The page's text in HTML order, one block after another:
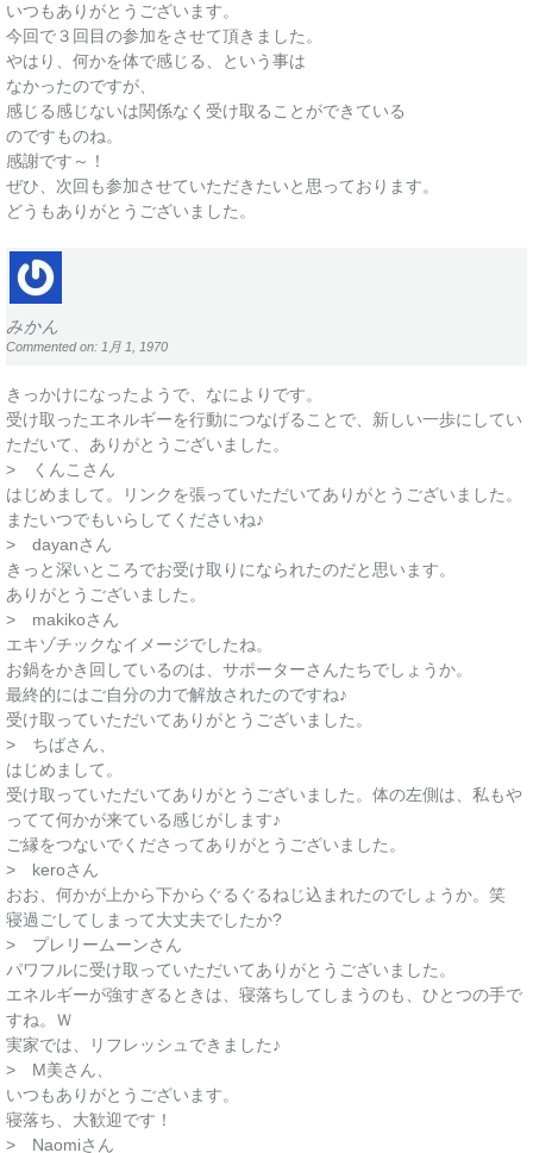
いつもありがとうございます。
今回で３回目の参加をさせて頂きました。
やはり、何かを体で感じる、という事は
なかったのですが、
感じる感じないは関係なく受け取ることができている
のですものね。
感謝です～！
ぜひ、次回も参加させていただきたいと思っております。
どうもありがとうございました。
みかん
Commented on: 1月 1, 1970
きっかけになったようで、なによりです。
受け取ったエネルギーを行動につなげることで、新しい一歩にしてい
ただいて、ありがとうございました。
> くんこさん
はじめまして。リンクを張っていただいてありがとうございました。
またいつでもいらしてくださいね♪
> dayanさん
きっと深いところでお受け取りになられたのだと思います。
ありがとうございました。
> makikoさん
エキゾチックなイメージでしたね。
お鍋をかき回しているのは、サポーターさんたちでしょうか。
最終的にはご自分の力で解放されたのですね♪
受け取っていただいてありがとうございました。
> ちばさん、
はじめまして。
受け取っていただいてありがとうございました。体の左側は、私もや
ってて何かが来ている感じがします♪
ご縁をつないでくださってありがとうございました。
> keroさん
おお、何かが上から下からぐるぐるねじ込まれたのでしょうか。笑
寝過ごしてしまって大丈夫でしたか?
> プレリームーンさん
パワフルに受け取っていただいてありがとうございました。
エネルギーが強すぎるときは、寝落ちしてしまうのも、ひとつの手で
すね。Ｗ
実家では、リフレッシュできました♪
> M美さん、
いつもありがとうございます。
寝落ち、大歓迎です！
> Naomiさん